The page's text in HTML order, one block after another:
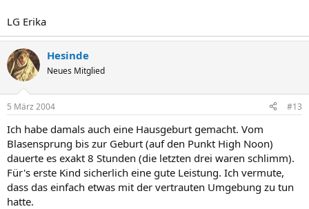
LG Erika
Hesinde
Neues Mitglied
5 März 2004 #13
Ich habe damals auch eine Hausgeburt gemacht. Vom
Blasensprung bis zur Geburt (auf den Punkt High Noon)
dauerte es exakt 8 Stunden (die letzten drei waren schlimm).
Für's erste Kind sicherlich eine gute Leistung. Ich vermute,
dass das einfach etwas mit der vertrauten Umgebung zu tun
hatte.